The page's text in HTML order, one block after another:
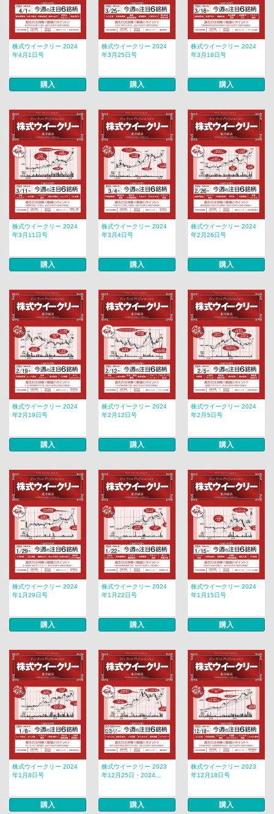
株式ウイークリー 2024
年4月1日号
購入
株式ウイークリー 2024
年3月25日号
購入
株式ウイークリー 2024
年3月18日号
購入
株式ウイークリー 2024
年3月11日号
購入
株式ウイークリー 2024
年3月4日号
購入
株式ウイークリー 2024
年2月26日号
購入
株式ウイークリー 2024
年2月19日号
購入
株式ウイークリー 2024
年2月12日号
購入
株式ウイークリー 2024
年2月5日号
購入
株式ウイークリー 2024
年1月29日号
購入
株式ウイークリー 2024
年1月22日号
購入
株式ウイークリー 2024
年1月15日号
購入
株式ウイークリー 2024
年1月8日号
購入
株式ウイークリー 2023
年12月25日・2024...
購入
株式ウイークリー 2023
年12月18日号
購入